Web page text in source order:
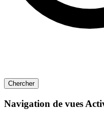
Chercher
Navigation de vues